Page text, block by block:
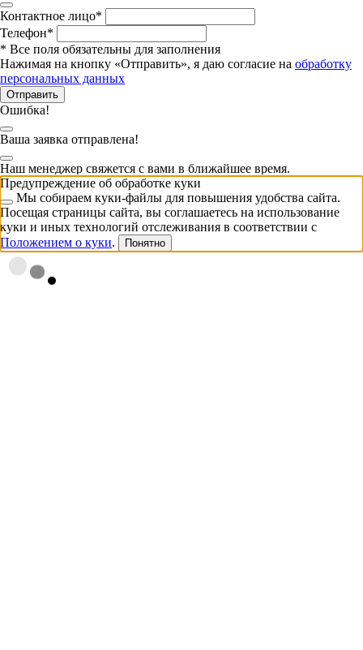
Контактное лицо*
Телефон*
* Все поля обязательны для заполнения
Нажимая на кнопку «Отправить», я даю согласие на обработку
персональных данных
Отправить
Ошибка!
Ваша заявка отправлена!
Наш менеджер свяжется с вами в ближайшее время.
Предупреждение об обработке куки
Мы собираем куки-файлы для повышения удобства сайта.
Посещая страницы сайта, вы соглашаетесь на использование
куки и иных технологий отслеживания в соответствии с
Положением о куки. Понятно